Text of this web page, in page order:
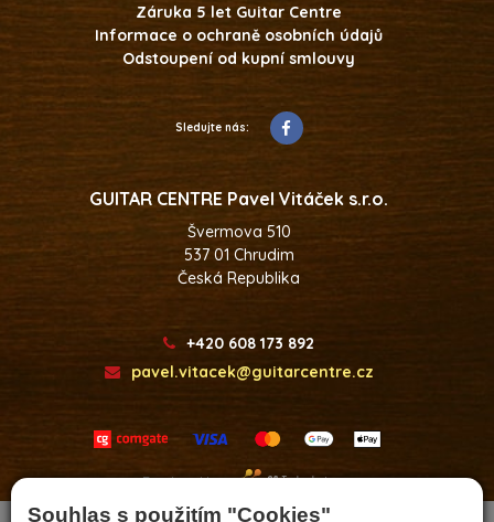
Souhlas s použitím "Cookies"
Záruka 5 let Guitar Centre
Informace o ochraně osobních údajů
Odstoupení od kupní smlouvy
Sledujte nás:
GUITAR CENTRE Pavel Vitáček s.r.o.
Švermova 510
537 01 Chrudim
Česká Republika
+420 608 173 892
pavel.vitacek@guitarcentre.cz
Developed by